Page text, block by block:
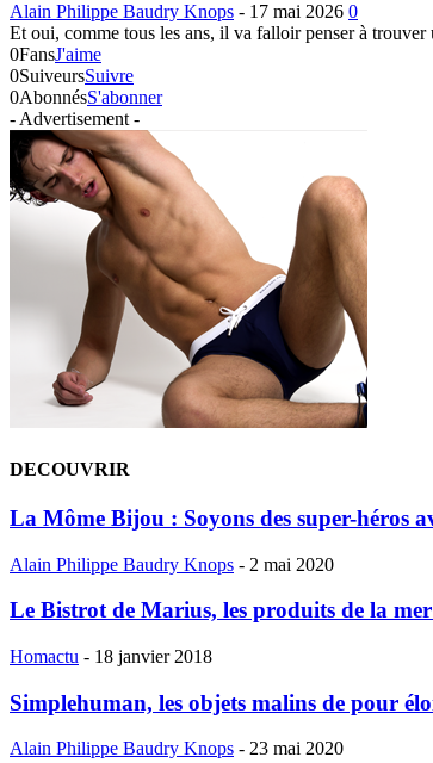
Alain Philippe Baudry Knops - 17 mai 2026 0
Et oui, comme tous les ans, il va falloir penser à
0FansJ'aime
0SuiveursSuivre
0AbonnésS'abonner
- Advertisement -
DECOUVRIR
La Môme Bijou : Soyons des super-héros
Alain Philippe Baudry Knops - 2 mai 2020
Le Bistrot de Marius, les produits de la
Homactu - 18 janvier 2018
Simplehuman, les objets malins de pour
Alain Philippe Baudry Knops - 23 mai 2020